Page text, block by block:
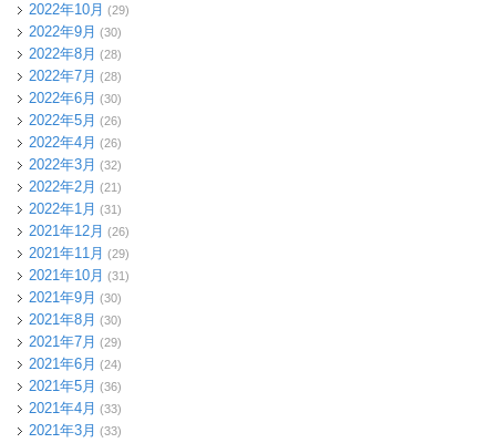
2022年10月 (29)
2022年9月 (30)
2022年8月 (28)
2022年7月 (28)
2022年6月 (30)
2022年5月 (26)
2022年4月 (26)
2022年3月 (32)
2022年2月 (21)
2022年1月 (31)
2021年12月 (26)
2021年11月 (29)
2021年10月 (31)
2021年9月 (30)
2021年8月 (30)
2021年7月 (29)
2021年6月 (24)
2021年5月 (36)
2021年4月 (33)
2021年3月 (33)